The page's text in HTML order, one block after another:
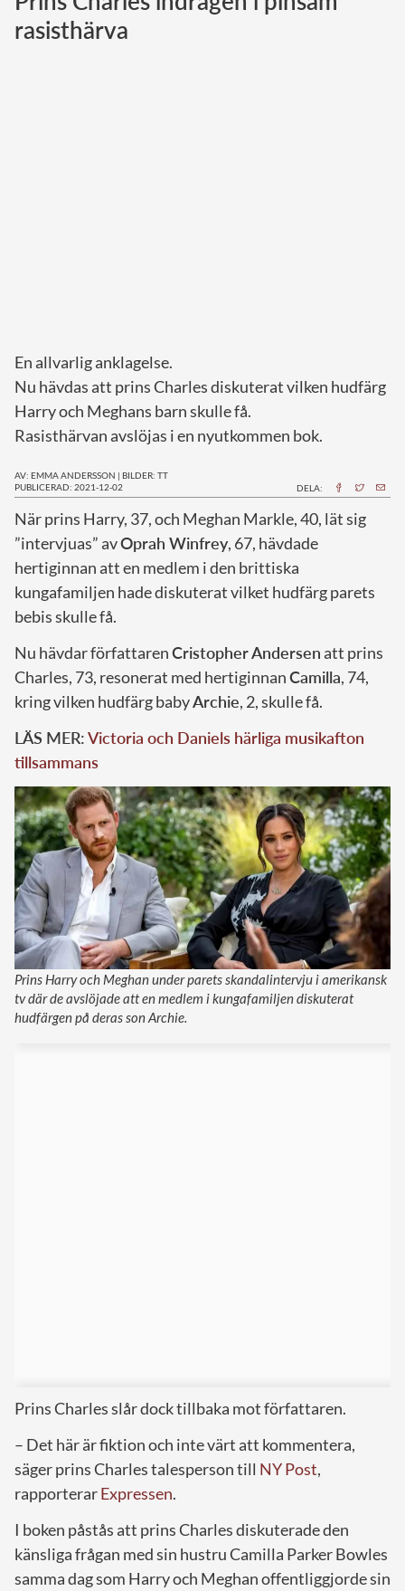
rasisthärva
En allvarlig anklagelse.
Nu hävdas att prins Charles diskuterat vilken hudfärg
Harry och Meghans barn skulle få.
Rasisthärvan avslöjas i en nyutkommen bok.
AV: EMMA ANDERSSON | BILDER: TT
PUBLICERAD: 2021-12-02
DELA:
När prins Harry, 37, och Meghan Markle, 40, lät sig
”intervjuas” avOprah Winfrey, 67, hävdade
hertiginnan att en medlem i den brittiska
kungafamiljen hade diskuterat vilket hudfärg parets
bebis skulle få.
Nu hävdar författarenCristopher Andersen att prins
Charles, 73, resonerat med hertiginnanCamilla, 74,
kring vilken hudfärg babyArchie, 2, skulle få.
LÄS MER:Victoria och Daniels härliga musikafton
tillsammans
Prins Harry och Meghan under parets skandalintervju i amerikansk
tv där de avslöjade att en medlem i kungafamiljen diskuterat
hudfärgen på deras son Archie.
Prins Charles slår dock tillbaka mot författaren.
– Det här är fiktion och inte värt att kommentera,
säger prins Charles talesperson till NY Post,
rapporterarExpressen.
I boken påstås att prins Charles diskuterade den
känsliga frågan med sin hustru Camilla Parker Bowles
samma dag som Harry och Meghan offentliggjorde sin